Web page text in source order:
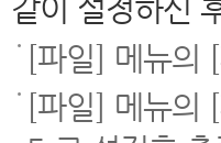
같이 설정하신
[파일] 메뉴의
[파일] 메뉴